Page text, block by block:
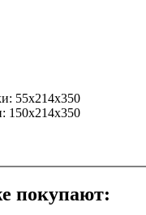
55x214x350
150x214x350
покупают: